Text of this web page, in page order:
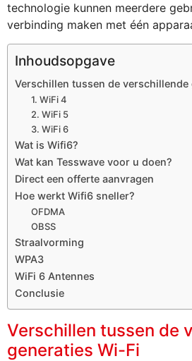
technologie kunnen meerdere
verbinding maken met één
Inhoudsopgave
Verschillen tussen de verschillende
1. WiFi 4
2. WiFi 5
3. WiFi 6
Wat is Wifi6?
Wat kan Tesswave voor u doen?
Direct een offerte aanvragen
Hoe werkt Wifi6 sneller?
OFDMA
OBSS
Straalvorming
WPA3
WiFi 6 Antennes
Conclusie
Verschillen tussen de
generaties Wi-Fi